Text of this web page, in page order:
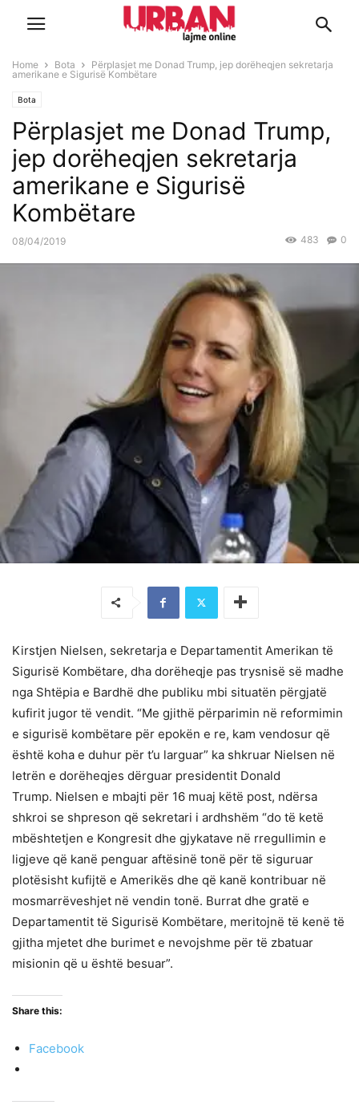
Home Bota
Përplasjet me Donad Trump, jep dorëheqjen sekretarja
amerikane e Sigurisë Kombëtare
Bota
Përplasjet me Donad Trump,
jep dorëheqjen sekretarja
amerikane e Sigurisë
Kombëtare
08/04/2019 0
483
Kirstjen Nielsen, sekretarja e Departamentit Amerikan të
Sigurisë Kombëtare, dha dorëheqje pas trysnisë së madhe
nga Shtëpia e Bardhë dhe publiku mbi situatën përgjatë
kufirit jugor të vendit. “Me gjithë përparimin në reformimin
e sigurisë kombëtare për epokën e re, kam vendosur që
është koha e duhur për t’u larguar” ka shkruar Nielsen në
letrën e dorëheqjes dërguar presidentit Donald
Trump. Nielsen e mbajti për 16 muaj këtë post, ndërsa
shkroi se shpreson që sekretari i ardhshëm “do të ketë
mbështetjen e Kongresit dhe gjykatave në rregullimin e
ligjeve që kanë penguar aftësinë tonë për të siguruar
plotësisht kufijtë e Amerikës dhe që kanë kontribuar në
mosmarrëveshjet në vendin tonë. Burrat dhe gratë e
Departamentit të Sigurisë Kombëtare, meritojnë të kenë të
gjitha mjetet dhe burimet e nevojshme për të zbatuar
misionin që u është besuar”.
Share this:
Facebook